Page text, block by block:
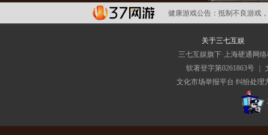
健康游戏公告： 抵制不良游戏
关于三七互娱
三七互娱旗下·上海硬通网
软著登字第0261863号
文化市场举报平台 纠纷处理